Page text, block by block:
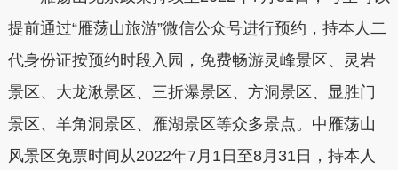
提前通过“雁荡山旅游”微信公众号进行预约，持本人二
代身份证按预约时段入园，免费畅游灵峰景区、灵岩
景区、大龙湫景区、三折瀑景区、方洞景区、显胜门
景区、羊角洞景区、雁湖景区等众多景点。中雁荡山
风景区免票时间从2022年7月1日至8月31日，持本人